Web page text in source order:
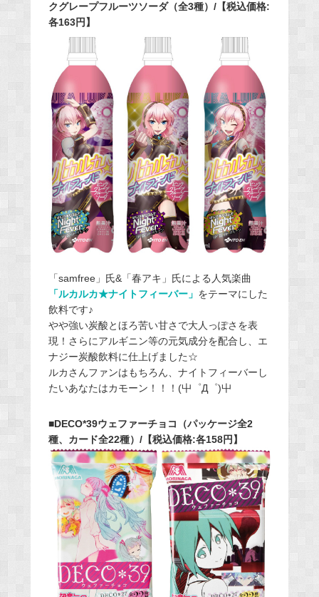
クグレープフルーツソーダ（全3種）/【税込価格:
各163円】
「samfree」氏&「春アキ」氏による人気楽曲
「ルカルカ★ナイトフィーバー」 をテーマにした
飲料です♪
やや強い炭酸とほろ苦い甘さで大人っぽさを表
現！さらにアルギニン等の元気成分を配合し、エ
ナジー炭酸飲料に仕上げました☆
ルカさんファンはもちろん、ナイトフィーバーし
たいあなたはカモーン！！！(屮゜Д゜)屮
■DECO*39ウェファーチョコ（パッケージ全2
種、カード全22種）/【税込価格:各158円】